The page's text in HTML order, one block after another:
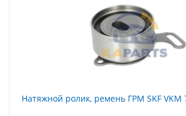
Натяжной ролик, ремень ГРМ SKF VKM